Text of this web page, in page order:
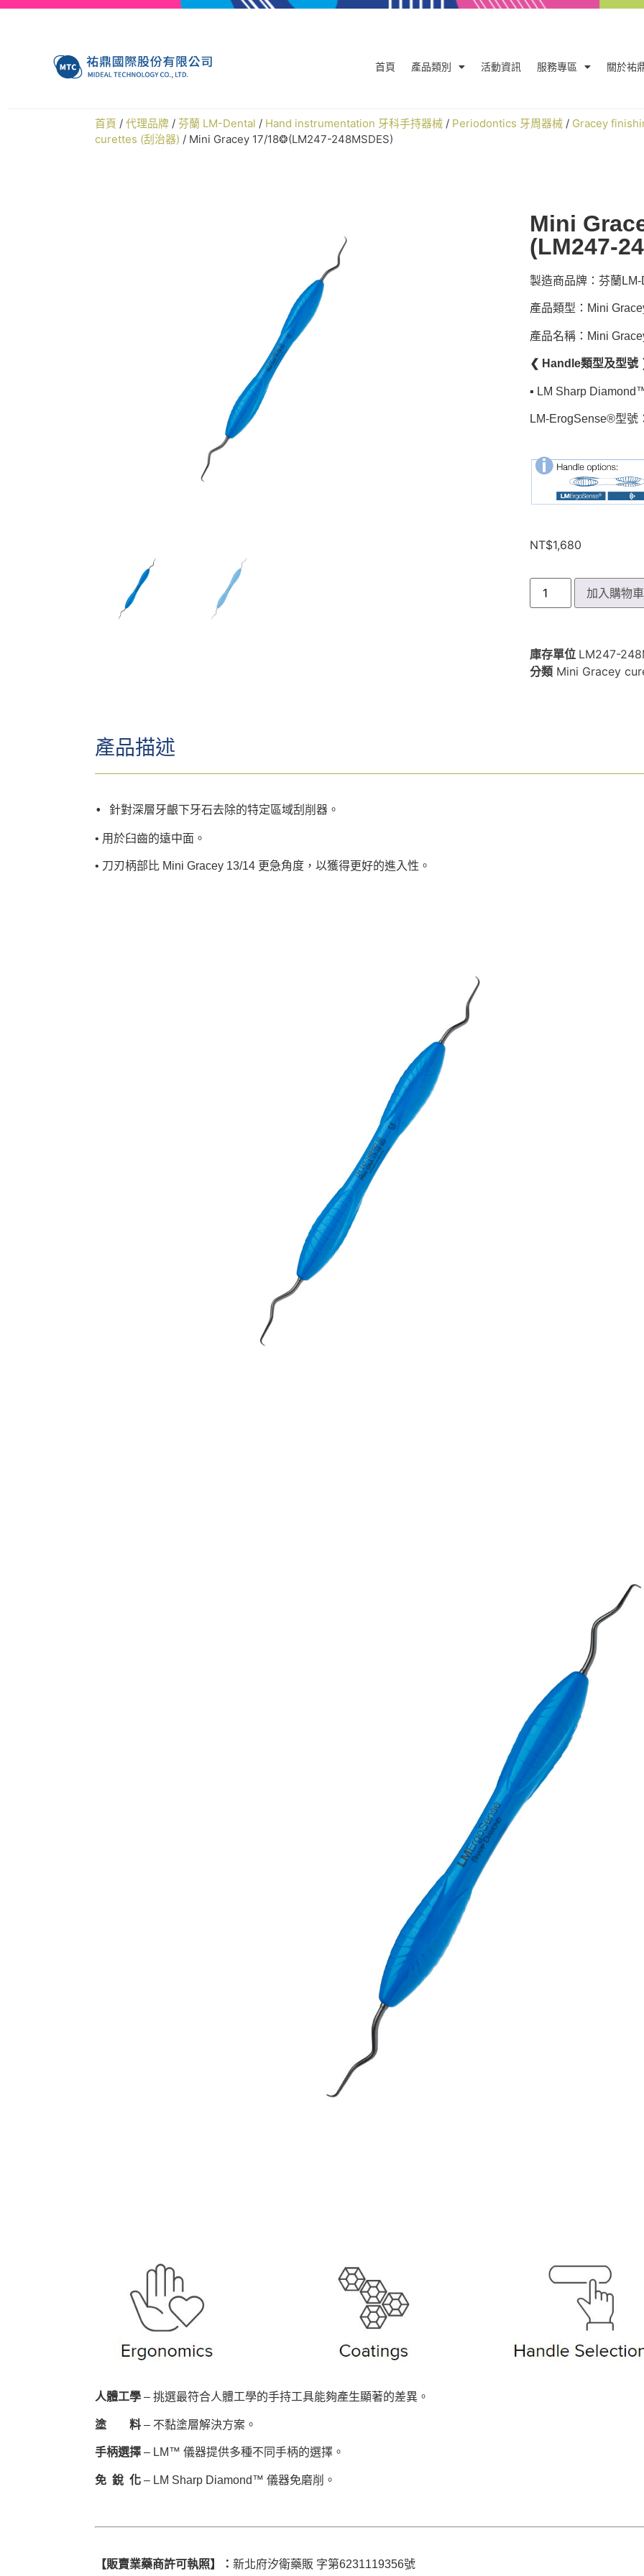
首頁 產品類別 活動資訊 服務專區 關於祐
首頁 / 代理品牌 / 芬蘭 LM-Dental / Hand instrumentation 牙科手持器械 / Periodontics 牙周器械 / Gracey
curettes (刮治器) / Mini Gracey 17/18❂(LM247-248MSDES)
Mini
(LM247-
製造商品牌：芬蘭
產品類型：Mini
產品名稱：Mini
❮ Handle類型及型號
▪︎ LM Sharp
LM-ErogSense®型號
NT$1,680
加入購物車
庫存單位 LM247-
分類 Mini Gracey
產品描述
• 針對深層牙齦下牙石去除的特定區域刮削器。
• 用於臼齒的遠中面。
• 刀刃柄部比 Mini Gracey 13/14 更急角度，以獲得更好的進入性。
人體工學 – 挑選最符合人體工學的手持工具能夠產生顯著的差異。
塗 料 – 不黏塗層解決方案。
手柄選擇 – LM™ 儀器提供多種不同手柄的選擇。
免 銳 化 – LM Sharp Diamond™ 儀器免磨削。
【販賣業藥商許可執照】： 新北府汐衛藥販 字第6231119356號